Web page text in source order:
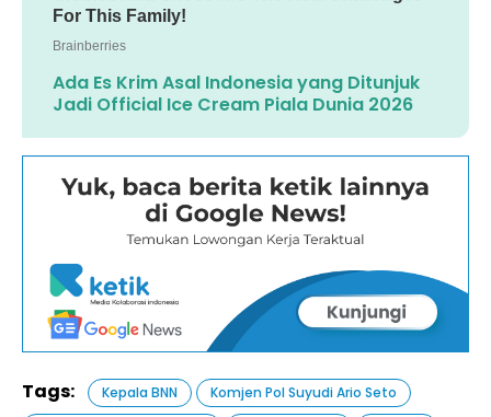
Ada Es Krim Asal Indonesia yang Ditunjuk
Jadi Official Ice Cream Piala Dunia 2026
Tags: Kepala BNN
Komjen Pol Suyudi Ario Seto